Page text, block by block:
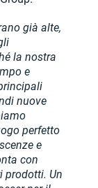
già alte,
la nostra
e
nuove
perfetto
e
con
prodotti. Un